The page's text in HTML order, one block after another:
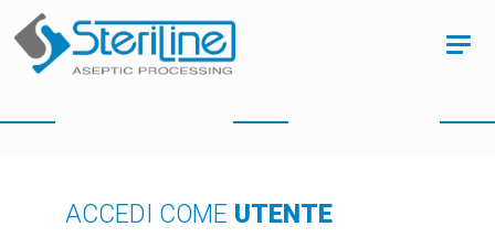
ACCEDI COME UTENTE